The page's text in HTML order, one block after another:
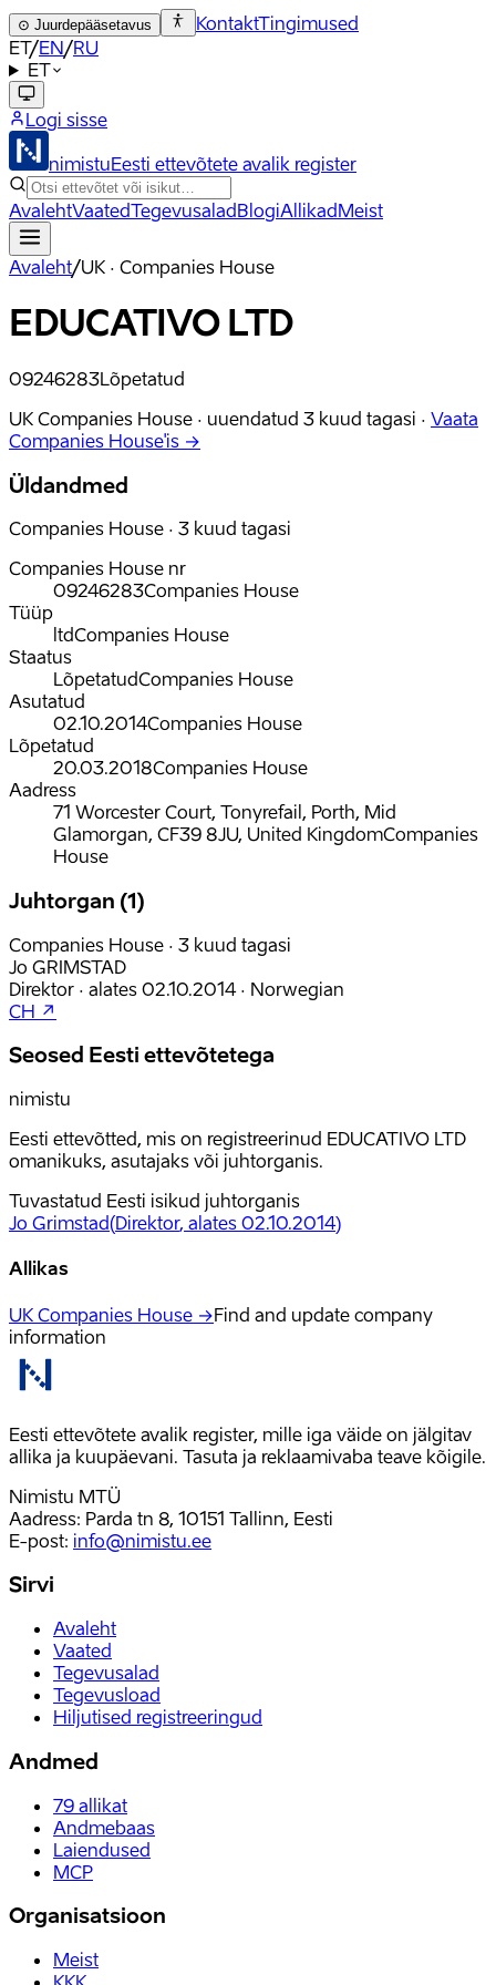
⊙ Juurdepääsetavus KontaktTingimused
ET/EN/RU
ET
Logi sisse
nimistuEesti ettevõtete avalik register
AvalehtVaatedTegevusaladBlogiAllikadMeist
Avaleht/UK · Companies House
EDUCATIVO LTD
09246283Lõpetatud
UK Companies House · uuendatud 3 kuud tagasi · Vaata
Companies House'is →
Üldandmed
Companies House · 3 kuud tagasi
Companies House nr
09246283Companies House
Tüüp
ltdCompanies House
Staatus
LõpetatudCompanies House
Asutatud
02.10.2014Companies House
Lõpetatud
20.03.2018Companies House
Aadress
71 Worcester Court, Tonyrefail, Porth, Mid
Glamorgan, CF39 8JU, United KingdomCompanies
House
Juhtorgan (1)
Companies House · 3 kuud tagasi
Jo GRIMSTAD
Direktor · alates 02.10.2014· Norwegian
CH ↗
Seosed Eesti ettevõtetega
nimistu
Eesti ettevõtted, mis on registreerinud EDUCATIVO LTD
omanikuks, asutajaks või juhtorganis.
Tuvastatud Eesti isikud juhtorganis
Jo Grimstad(Direktor, alates 02.10.2014)
Allikas
UK Companies House →Find and update company
information
Eesti ettevõtete avalik register, mille iga väide on jälgitav
allika ja kuupäevani. Tasuta ja reklaamivaba teave kõigile.
Nimistu MTÜ
Aadress: Parda tn 8, 10151 Tallinn, Eesti
E-post: info@nimistu.ee
Sirvi
Avaleht
Vaated
Tegevusalad
Tegevusload
Hiljutised registreeringud
Andmed
79 allikat
Andmebaas
Laiendused
MCP
Organisatsioon
Meist